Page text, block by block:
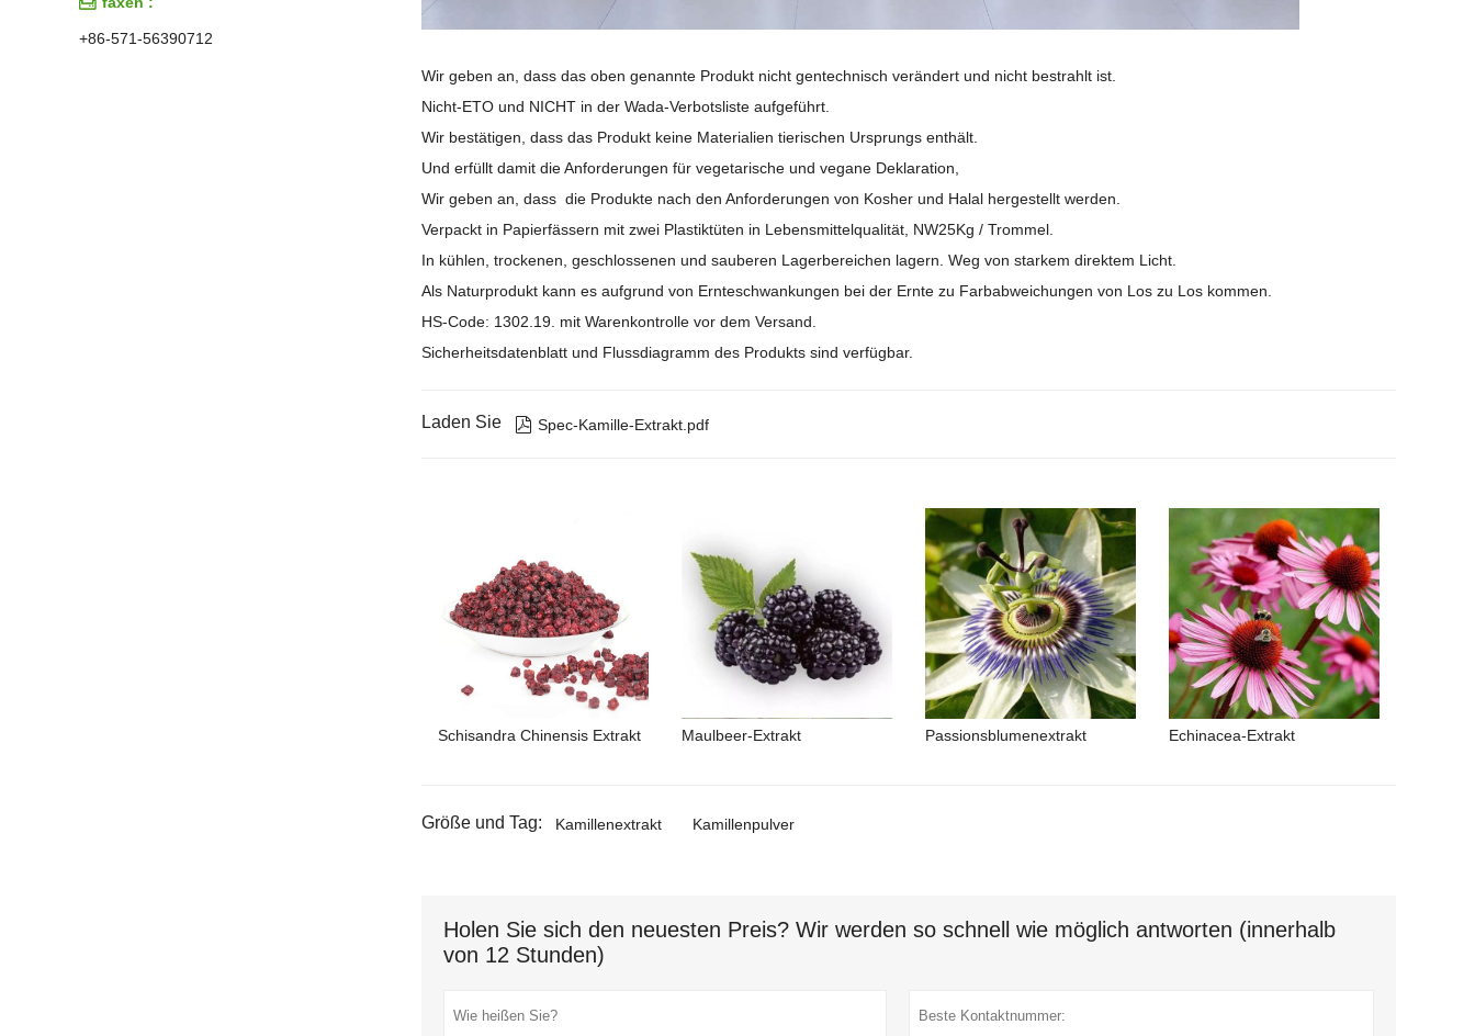
Wir geben an, dass das oben genannte Produkt nicht gentechnisch verändert und nicht bestrahlt ist.
Nicht-ETO und NICHT in der Wada-Verbotsliste aufgeführt.
Wir bestätigen, dass das Produkt keine Materialien tierischen Ursprungs enthält.
Und erfüllt damit die Anforderungen für vegetarische und vegane Deklaration,
Wir geben an, dass die Produkte nach den Anforderungen von Kosher und Halal hergestellt werden.
Verpackt in Papierfässern mit zwei Plastiktüten in Lebensmittelqualität, NW25Kg / Trommel.
In kühlen, trockenen, geschlossenen und sauberen Lagerbereichen lagern. Weg von starkem direktem Licht.
Als Naturprodukt kann es aufgrund von Ernteschwankungen bei der Ernte zu Farbabweichungen von Los zu Los kommen.
HS-Code: 1302.19. mit Warenkontrolle vor dem Versand.
Sicherheitsdatenblatt und Flussdiagramm des Produkts sind verfügbar.
Laden Sie  Spec-Kamille-Extrakt.pdf
Schisandra Chinensis Extrakt Maulbeer-Extrakt Passionsblumenextrakt Echinacea-Extrakt
Größe und Tag: Kamillenextrakt Kamillenpulver
Holen Sie sich den neuesten Preis? Wir werden so schnell wie möglich antworten (innerhalb
von 12 Stunden)
+86-571-56390712